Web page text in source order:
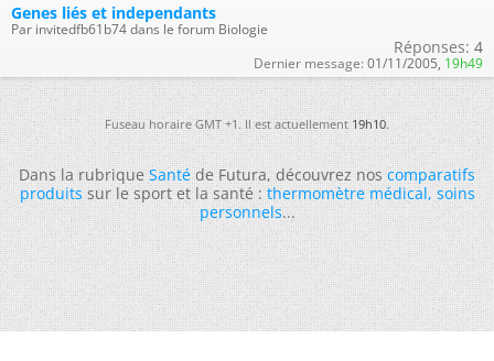
Genes liés et independants
Par invitedfb61b74 dans le forum Biologie
Réponses: 4
Dernier message: 01/11/2005, 19h49
Fuseau horaire GMT +1. Il est actuellement 19h10.
Dans la rubriqueSantéde Futura, découvrez noscomparatifs
produitssur le sport et la santé :thermomètre médical,soins
personnels...